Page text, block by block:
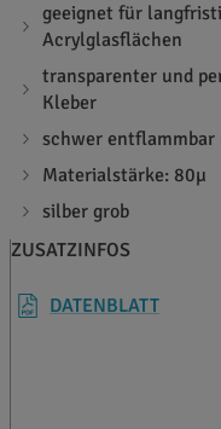
geeignet für
Acrylglasflächen
transparenter und
Kleber
schwer
Materialstärke: 80µ
silber grob
ZUSATZINFOS
DATENBLATT